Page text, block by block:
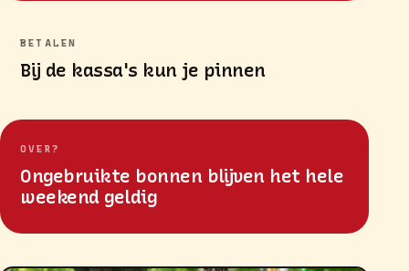
BETALEN
Bij de kassa's kun je pinnen
OVER?
Ongebruikte bonnen blijven het hele
weekend geldig